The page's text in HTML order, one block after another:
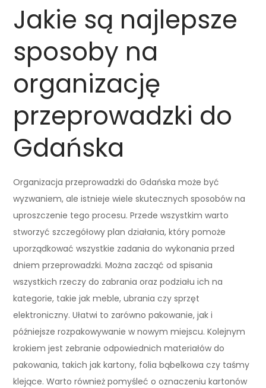
Jakie są najlepsze
sposoby na
organizację
przeprowadzki do
Gdańska
Organizacja przeprowadzki do Gdańska może być
wyzwaniem, ale istnieje wiele skutecznych sposobów na
uproszczenie tego procesu. Przede wszystkim warto
stworzyć szczegółowy plan działania, który pomoże
uporządkować wszystkie zadania do wykonania przed
dniem przeprowadzki. Można zacząć od spisania
wszystkich rzeczy do zabrania oraz podziału ich na
kategorie, takie jak meble, ubrania czy sprzęt
elektroniczny. Ułatwi to zarówno pakowanie, jak i
późniejsze rozpakowywanie w nowym miejscu. Kolejnym
krokiem jest zebranie odpowiednich materiałów do
pakowania, takich jak kartony, folia bąbelkowa czy taśmy
klejące. Warto również pomyśleć o oznaczeniu kartonów